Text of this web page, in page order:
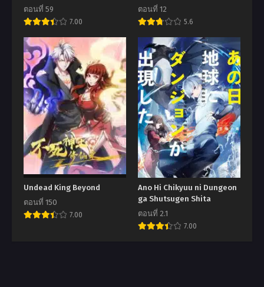
ตอนที่ 59
7.00
Toshite Heion ni Sugosu-
zense ga kenja de eiyuu
datta boku wa raisede wa
jimini ikiru
ตอนที่ 12
5.6
Undead King Beyond
ตอนที่ 150
7.00
Ano Hi Chikyuu ni Dungeon
ga Shutsugen Shita
ตอนที่ 2.1
7.00